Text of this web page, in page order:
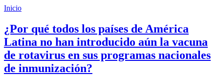
Inicio
¿Por qué todos los países de América
Latina no han introducido aún la vacuna
de rotavirus en sus programas nacionales
de inmunización?